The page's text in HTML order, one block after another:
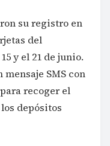
su registro en
del
y el 21 de junio.
SMS con
recoger el
depósitos